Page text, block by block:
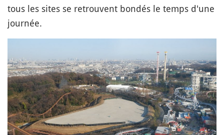
tous les sites se retrouvent bondés le temps d'une
journée.